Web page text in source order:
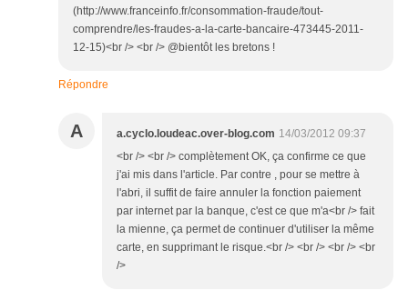
(http://www.franceinfo.fr/consommation-fraude/tout-
comprendre/les-fraudes-a-la-carte-bancaire-473445-2011-
12-15)<br /> <br /> @bientôt les bretons !
Répondre
A a.cyclo.loudeac.over-blog.com 14/03/2012 09:37
<br /> <br /> complètement OK, ça confirme ce que
j'ai mis dans l'article. Par contre , pour se mettre à
l'abri, il suffit de faire annuler la fonction paiement
par internet par la banque, c'est ce que m'a<br /> fait
la mienne, ça permet de continuer d'utiliser la même
carte, en supprimant le risque.<br /> <br /> <br /> <br
/>